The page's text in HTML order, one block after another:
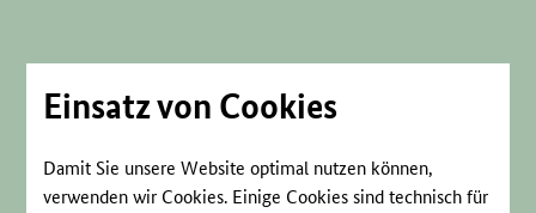
Einsatz von Cookies
Damit Sie unsere Website optimal nutzen können,
verwenden wir Cookies. Einige Cookies sind technisch für